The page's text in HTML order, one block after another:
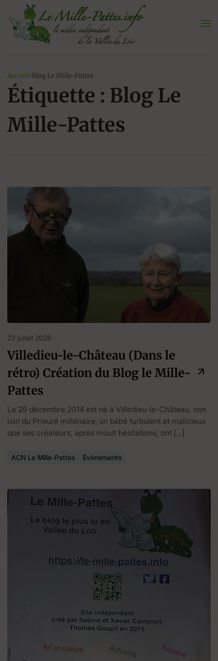
contenu
Accueil›Blog Le Mille-Pattes
Étiquette : Blog Le
Mille-Pattes
23 juillet 2026
Villedieu-le-Château (Dans le
rétro) Création du Blog le Mille-
Pattes
Le 29 décembre 2014 est né à Villedieu-le-Château, non
loin du Prieuré millénaire, un bébé turbulent et malicieux
que ses créateurs, après moult hésitations, ont […]
ACN Le Mille-Pattes Évènements